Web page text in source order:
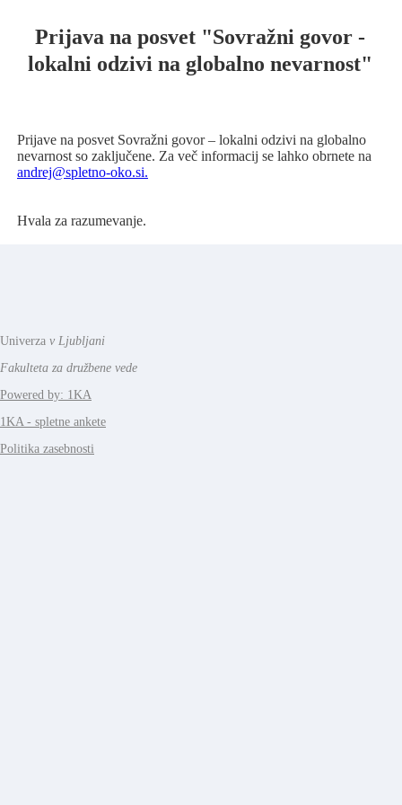
Prijava na posvet "Sovražni govor -
lokalni odzivi na globalno nevarnost"
Prijave na posvet Sovražni govor – lokalni odzivi na globalno
nevarnost so zaključene. Za več informacij se lahko obrnete na
andrej@spletno-oko.si.
Hvala za razumevanje.
Univerza v Ljubljani
Fakulteta za družbene vede
Powered by: 1KA
1KA - spletne ankete
Politika zasebnosti